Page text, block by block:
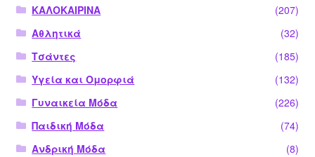
ΚΑΛΟΚΑΙΡΙΝΑ
(207)
Αθλητικά
(32)
Τσάντες
(185)
Υγεία και Ομορφιά
(132)
Γυναικεία Μόδα
(226)
Παιδική Μόδα
(74)
Ανδρική Μόδα
(8)